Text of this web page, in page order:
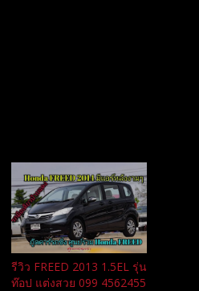
รีวิว FREED 2013 1.5EL รุ่น
ท๊อป แต่งสวย 099 4562455